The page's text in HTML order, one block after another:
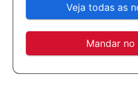
Veja todas as
Mandar no